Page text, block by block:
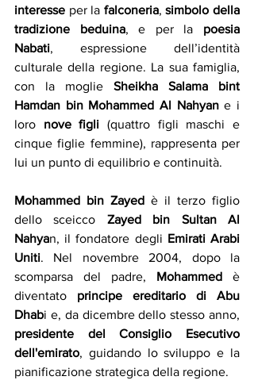
interesse per la falconeria, simbolo della
tradizione beduina, e per la poesia
Nabati, espressione dell’identità
culturale della regione. La sua famiglia,
con la moglie Sheikha Salama bint
Hamdan bin Mohammed Al Nahyan e i
loro nove figli (quattro figli maschi e
cinque figlie femmine), rappresenta per
lui un punto di equilibrio e continuità.
Mohammed bin Zayed è il terzo figlio
dello sceicco Zayed bin Sultan Al
Nahyan, il fondatore degli Emirati Arabi
Uniti. Nel novembre 2004, dopo la
scomparsa del padre, Mohammed è
diventato principe ereditario di Abu
Dhab
presidente del Consiglio Esecutivo
dell'emirato, guidando lo sviluppo e la
pianificazione strategica della regione.